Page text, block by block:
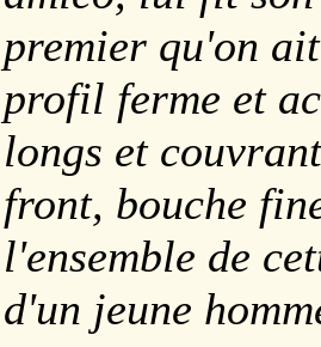
premier qu'on
profil ferme et
longs et
front, bouche
l'ensemble de
d'un jeune